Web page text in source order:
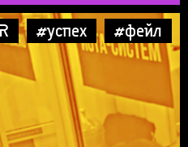
#успех #фейл